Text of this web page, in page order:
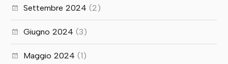
Settembre 2024 (2)
Giugno 2024 (3)
Maggio 2024 (1)